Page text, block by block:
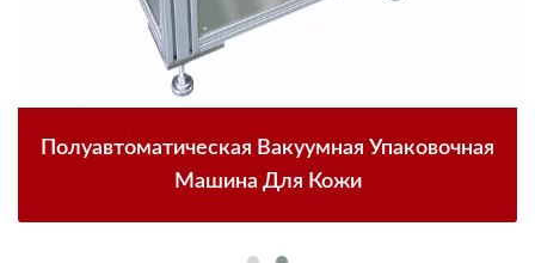
Полуавтоматическая Вакуумная Упаковочная
Машина Для Кожи